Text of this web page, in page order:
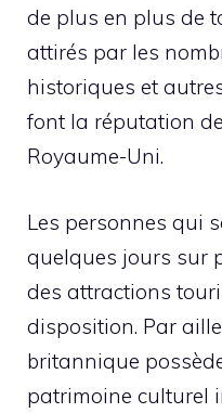
de plus en plus de
attirés par les
historiques et
font la réputation
Royaume-Uni.
Les personnes qui
quelques jours sur
des attractions
disposition. Par
britannique
patrimoine culturel